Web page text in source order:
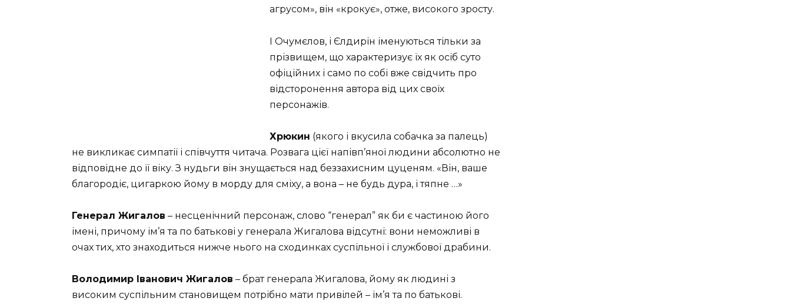
агрусом», він «крокує», отже, високого зросту.
І Очумєлов, і Єлдирін іменуються тільки за
прізвищем, що характеризує їх як осіб суто
офіційних і само по собі вже свідчить про
відсторонення автора від цих своїх
персонажів.
Хрюкин (якого і вкусила собачка за палець)
не викликає симпатії і співчуття читача. Розвага цієї напівп’яної людини абсолютно не
відповідне до її віку. З нудьги він знущається над беззахисним цуценям. «Він, ваше
благородіє, цигаркою йому в морду для сміху, а вона – не будь дура, і тяпне …»
Генерал Жигалов – несценічний персонаж, слово “генерал” як би є частиною його
імені, причому ім’я та по батькові у генерала Жигалова відсутні: вони неможливі в
очах тих, хто знаходиться нижче нього на сходинках суспільної і службової драбини.
Володимир Іванович Жигалов – брат генерала Жигалова, йому як людині з
високим суспільним становищем потрібно мати привілей – ім’я та по батькові.